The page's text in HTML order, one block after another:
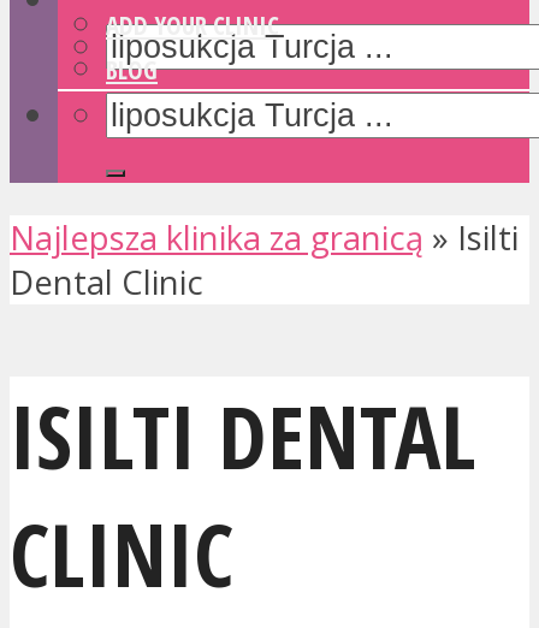
ADD YOUR CLINIC
BLOG
Najlepsza klinika za granicą » Isilti
Dental Clinic
ISILTI DENTAL
CLINIC